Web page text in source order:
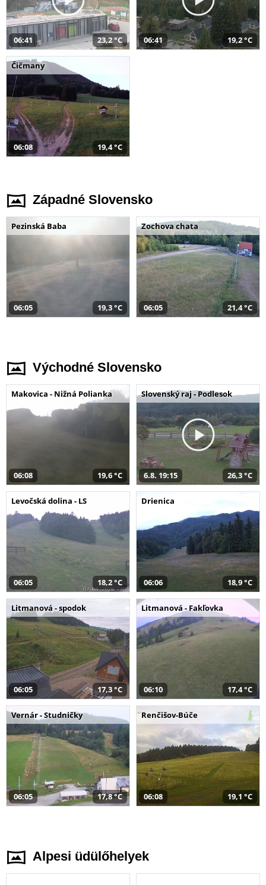
06:41 23,2 °C 06:41 19,2 °C
Čičmany
06:08 19,4 °C
Západné Slovensko
Pezinská Baba
06:05 19,3 °C
Zochova chata
06:05 21,4 °C
Východné Slovensko
Makovica - Nižná Polianka
06:08 19,6 °C
Slovenský raj - Podlesok
6.8. 19:15 26,3 °C
Levočská dolina - LS
06:05 18,2 °C
Drienica
06:06 18,9 °C
Litmanová - spodok
06:05 17,3 °C
Litmanová - Fakľovka
06:10 17,4 °C
Vernár - Studničky
06:05 17,8 °C
Renčišov-Búče
06:08 19,1 °C
Alpesi üdülőhelyek